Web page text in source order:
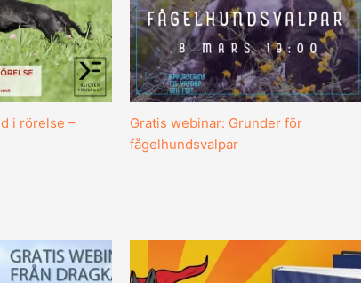
i rörelse –
Gratis webinar: Grunder för
fågelhundsvalpar